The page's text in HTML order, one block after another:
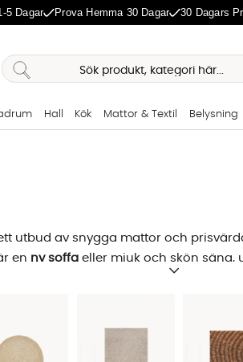
5 Dagar Prova Hemma 30 Dagar 30 Dagars
Hall Kök Mattor & Textil Belysning
utbud av snygga mattor och
en ny soffa eller mjuk och skön säng,
som det är för oss att hålla en